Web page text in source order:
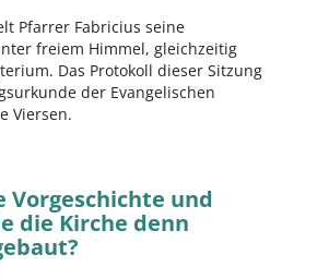
Pfarrer Fabricius seine
freiem Himmel, gleichzeitig
Das Protokoll dieser Sitzung
der Evangelischen
Viersen.
Vorgeschichte und
die Kirche denn